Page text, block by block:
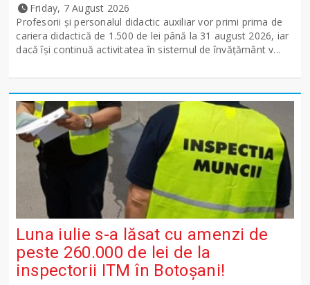
Friday, 7 August 2026
Profesorii și personalul didactic auxiliar vor primi prima de
cariera didactică de 1.500 de lei până la 31 august 2026, iar
dacă își continuă activitatea în sistemul de învățământ v...
Luna iulie s-a lăsat cu amenzi de
peste 260.000 de lei de la
inspectorii ITM în Botoșani!